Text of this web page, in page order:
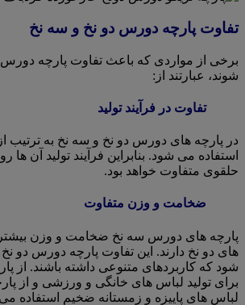
تفاوت پارچه دورس دو نخ و سه نخ
برخی از مواردی که باعث تفاوت پارچه
شوند، عبارتند از:
تفاوت در فرآیند تولید
در پارچه های دورس دو نخ و سه نخ به ترتیب
استفاده می شود. بنابراین فرآیند تولید آن ها
حلقوی متفاوت خواهد بود.
ضخامت و وزن متفاوت
پارچه های دورس سه نخ ضخامت و وزن
های دو نخ دارند. این تفاوت پارچه دورس دو
شود که کاربردهای متنوعی داشته باشند. از
برای تولید لباس های خانگی و ورزشی و از
لباس های پاییزه و زمستانه ضخیم استفاده